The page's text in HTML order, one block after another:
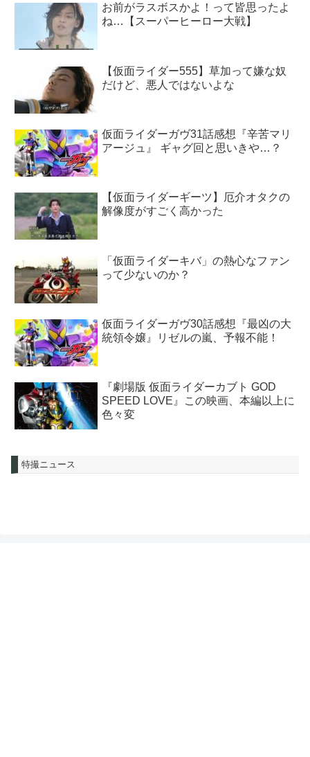
お前がラスボスかよ！って皆思ったよ
ね…【スーパーヒーロー大戦】
【仮面ライダー555】草加って嫌な奴
だけど、悪人ではないよな
仮面ライダーガヴ31話感想『辛苦マリ
アージュ』 ギャグ回と思いきや…？
【仮面ライダーギーツ】厄介オタクの
解像度がすごく高かった
「仮面ライダーキバ」の熱心なファン
って少ないのか？
仮面ライダーガヴ30話感想『最凶の大
統領令嬢』リゼルの嵐、予報不能！
『劇場版 仮面ライダーカブト GOD
SPEED LOVE』この映画、本編以上に
色々変
特撮ニュース